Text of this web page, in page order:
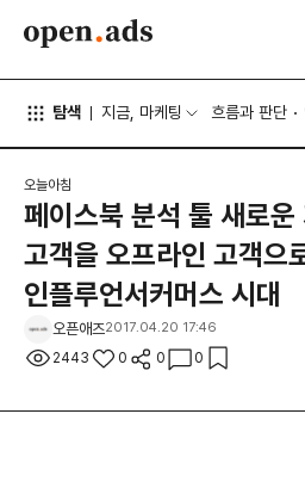
탐색 지금, 마케팅 흐름과 판단
오늘아침
페이스북 분석 툴 새로운
고객을 오프라인 고객으
인플루언서커머스 시대
오픈애즈2017.04.20 17:46
2443 0 0 0